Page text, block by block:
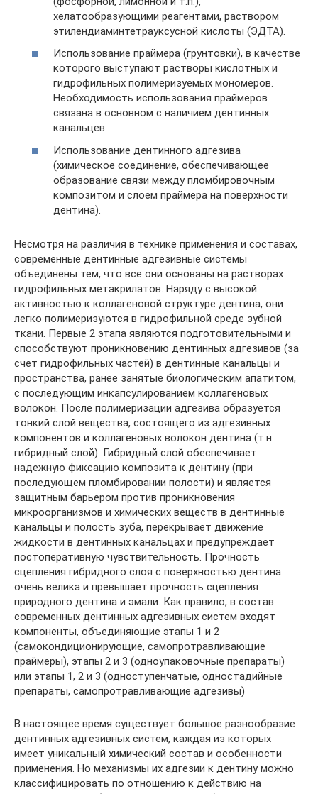
хелатообразующими реагентами, раствором
этилендиаминтетрауксусной кислоты (ЭДТА).
Использование праймера (грунтовки), в качестве
которого выступают растворы кислотных и
гидрофильных полимеризуемых мономеров.
Необходимость использования праймеров
связана в основном с наличием дентинных
канальцев.
Использование дентинного адгезива
(химическое соединение, обеспечивающее
образование связи между пломбировочным
композитом и слоем праймера на поверхности
дентина).
Несмотря на различия в технике применения и составах,
современные дентинные адгезивные системы
объединены тем, что все они основаны на растворах
гидрофильных метакрилатов. Наряду с высокой
активностью к коллагеновой структуре дентина, они
легко полимеризуются в гидрофильной среде зубной
ткани. Первые 2 этапа являются подготовительными и
способствуют проникновению дентинных адгезивов (за
счет гидрофильных частей) в дентинные канальцы и
пространства, ранее занятые биологическим апатитом,
с последующим инкапсулированием коллагеновых
волокон. После полимеризации адгезива образуется
тонкий слой вещества, состоящего из адгезивных
компонентов и коллагеновых волокон дентина (т.н.
гибридный слой). Гибридный слой обеспечивает
надежную фиксацию композита к дентину (при
последующем пломбировании полости) и является
защитным барьером против проникновения
микроорганизмов и химических веществ в дентинные
канальцы и полость зуба, перекрывает движение
жидкости в дентинных канальцах и предупреждает
постоперативную чувствительность. Прочность
сцепления гибридного слоя с поверхностью дентина
очень велика и превышает прочность сцепления
природного дентина и эмали. Как правило, в состав
современных дентинных адгезивных систем входят
компоненты, объединяющие этапы 1 и 2
(самокондиционирующие, самопротравливающие
праймеры), этапы 2 и 3 (одноупаковочные препараты)
или этапы 1, 2 и 3 (одноступенчатые, одностадийные
препараты, самопротравливающие адгезивы)
В настоящее время существует большое разнообразие
дентинных адгезивных систем, каждая из которых
имеет уникальный химический состав и особенности
применения. Но механизмы их адгезии к дентину можно
классифицировать по отношению к действию на